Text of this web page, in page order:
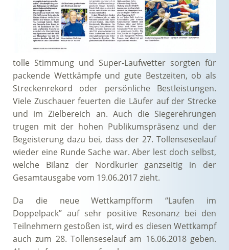
tolle Stimmung und Super-Laufwetter sorgten für
packende Wettkämpfe und gute Bestzeiten, ob als
Streckenrekord oder persönliche Bestleistungen.
Viele Zuschauer feuerten die Läufer auf der Strecke
und im Zielbereich an. Auch die Siegerehrungen
trugen mit der hohen Publikumspräsenz und der
Begeisterung dazu bei, dass der 27. Tollenseseelauf
wieder eine Runde Sache war. Aber lest doch selbst,
welche Bilanz der Nordkurier ganzseitig in der
Gesamtausgabe vom 19.06.2017 zieht.
Da die neue Wettkampfform “Laufen im
Doppelpack” auf sehr positive Resonanz bei den
Teilnehmern gestoßen ist, wird es diesen Wettkampf
auch zum 28. Tollenseselauf am 16.06.2018 geben.